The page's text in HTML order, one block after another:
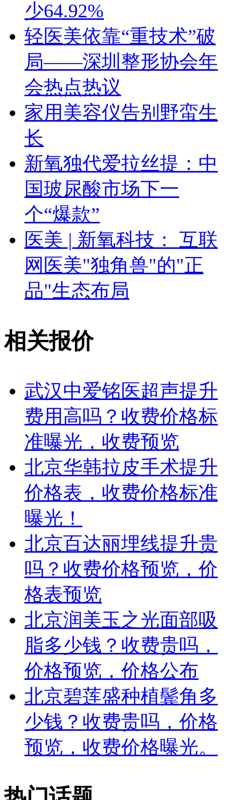
少64.92%
轻医美依靠“重技术”破
局——深圳整形协会年
会热点热议
家用美容仪告别野蛮生
长
新氧独代爱拉丝提：中
国玻尿酸市场下一
个“爆款”
医美 | 新氧科技： 互联
网医美"独角兽"的"正
品"生态布局
相关报价
武汉中爱铭医超声提升
费用高吗？收费价格标
准曝光，收费预览
北京华韩拉皮手术提升
价格表，收费价格标准
曝光！
北京百达丽埋线提升贵
吗？收费价格预览，价
格表预览
北京润美玉之光面部吸
脂多少钱？收费贵吗，
价格预览，价格公布
北京碧莲盛种植鬓角多
少钱？收费贵吗，价格
预览，收费价格曝光。